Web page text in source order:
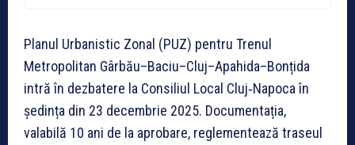
Planul Urbanistic Zonal (PUZ) pentru Trenul
Metropolitan Gârbău–Baciu–Cluj–Apahida–Bonțida
intră în dezbatere la Consiliul Local Cluj‑Napoca în
ședința din 23 decembrie 2025. Documentația,
valabilă 10 ani de la aprobare, reglementează traseul